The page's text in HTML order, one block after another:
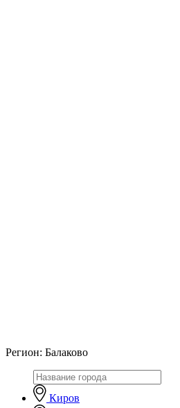
Регион: Балаково
Киров